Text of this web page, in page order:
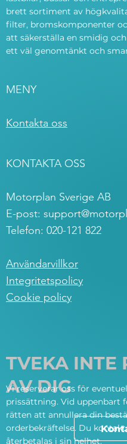
brett sortiment av
filter, bromskomponenter
att säkerställa en smidig
ett väl genomtänkt och
MENY
Kontakta oss
KONTAKTA OSS
Motorplan Sverige AB
E-post:
Telefon: 020-121 822
Användarvillkor
Integritetspolicy
Cookie policy
TVEKA INTE
AV DIG
Vi reserverar oss för
prissättning. Vid uppenbart
rätten att annullera din
orderbekräftelse. Du
återbetalas i sin helhet.